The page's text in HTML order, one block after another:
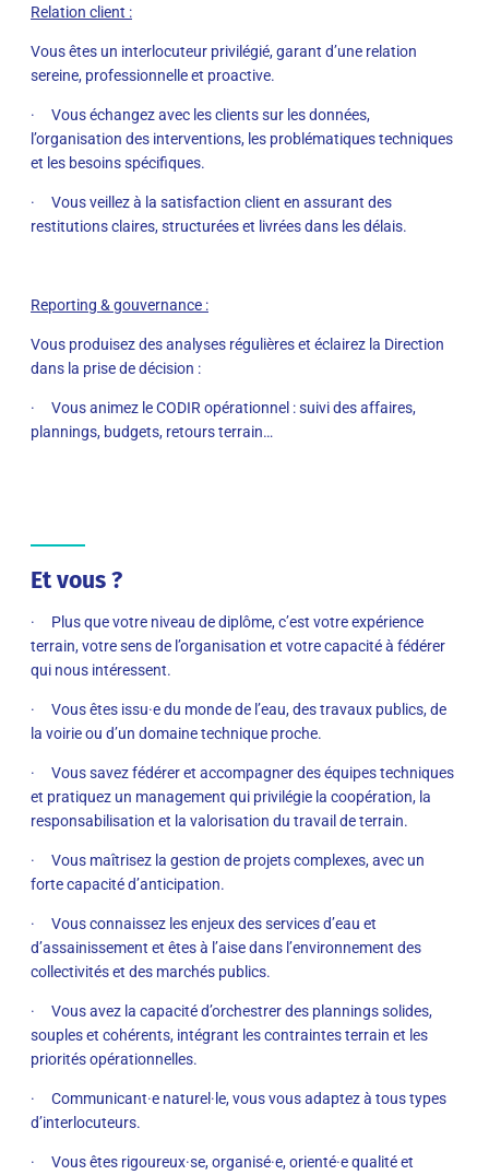
Relation client :
Vous êtes un interlocuteur privilégié, garant d’une relation
sereine, professionnelle et proactive.
· Vous échangez avec les clients sur les données,
l’organisation des interventions, les problématiques techniques
et les besoins spécifiques.
· Vous veillez à la satisfaction client en assurant des
restitutions claires, structurées et livrées dans les délais.
Reporting & gouvernance :
Vous produisez des analyses régulières et éclairez la Direction
dans la prise de décision :
· Vous animez le CODIR opérationnel : suivi des affaires,
plannings, budgets, retours terrain…
Et vous ?
· Plus que votre niveau de diplôme, c’est votre expérience
terrain, votre sens de l’organisation et votre capacité à fédérer
qui nous intéressent.
· Vous êtes issu·e du monde de l’eau, des travaux publics, de
la voirie ou d’un domaine technique proche.
· Vous savez fédérer et accompagner des équipes techniques
et pratiquez un management qui privilégie la coopération, la
responsabilisation et la valorisation du travail de terrain.
· Vous maîtrisez la gestion de projets complexes, avec un
forte capacité d’anticipation.
· Vous connaissez les enjeux des services d’eau et
d’assainissement et êtes à l’aise dans l’environnement des
collectivités et des marchés publics.
· Vous avez la capacité d’orchestrer des plannings solides,
souples et cohérents, intégrant les contraintes terrain et les
priorités opérationnelles.
· Communicant·e naturel·le, vous vous adaptez à tous types
d’interlocuteurs.
· Vous êtes rigoureux·se, organisé·e, orienté·e qualité et